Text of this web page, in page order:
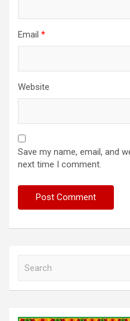
Email *
Website
Save my name, email, and
next time I comment.